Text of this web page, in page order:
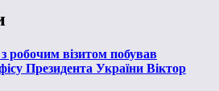
робочим візитом побував
Президента України Віктор